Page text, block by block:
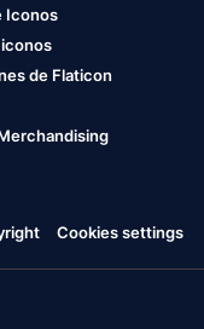
Iconos
de Flaticon
Cookies settings